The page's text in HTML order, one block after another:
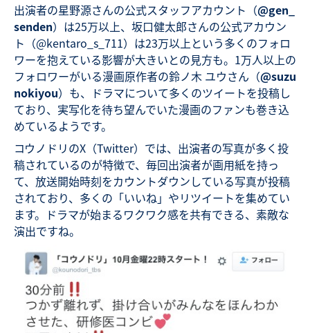
出演者の星野源さんの公式スタッフアカウント（@gen_
senden）は25万以上、坂口健太郎さんの公式アカウン
ト（@kentaro_s_711）は23万以上という多くのフォロ
ワーを抱えている影響が大きいとの見方も。1万人以上の
フォロワーがいる漫画原作者の鈴ノ木 ユウさん（@suzu
nokiyou）も、ドラマについて多くのツイートを投稿し
ており、実写化を待ち望んでいた漫画のファンも巻き込
めているようです。
コウノドリのX（Twitter）では、出演者の写真が多く投
稿されているのが特徴で、毎回出演者が画用紙を持っ
て、放送開始時刻をカウントダウンしている写真が投稿
されており、多くの「いいね」やリツイートを集めてい
ます。ドラマが始まるワクワク感を共有できる、素敵な
演出ですね。